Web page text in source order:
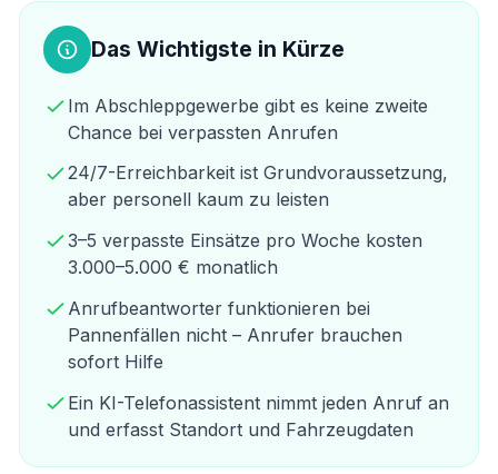
Das Wichtigste in Kürze
Im Abschleppgewerbe gibt es keine zweite
Chance bei verpassten Anrufen
24/7-Erreichbarkeit ist Grundvoraussetzung,
aber personell kaum zu leisten
3–5 verpasste Einsätze pro Woche kosten
3.000–5.000 € monatlich
Anrufbeantworter funktionieren bei
Pannenfällen nicht – Anrufer brauchen
sofort Hilfe
Ein KI-Telefonassistent nimmt jeden Anruf an
und erfasst Standort und Fahrzeugdaten